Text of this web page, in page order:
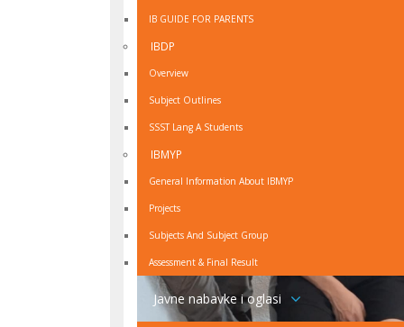
IB GUIDE FOR PARENTS
IBDP
Overview
Subject Outlines
SSST Lang A Students
IBMYP
General Information About IBMYP
Projects
Subjects And Subject Group
Assessment & Final Result
Javne nabavke i oglasi